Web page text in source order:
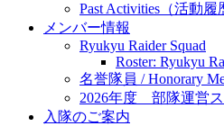
Past Activities（活動履
メンバー情報
Ryukyu Raider Squad
Roster: Ryukyu
名誉隊員 / Honorary
2026年度 部隊運営
入隊のご案内